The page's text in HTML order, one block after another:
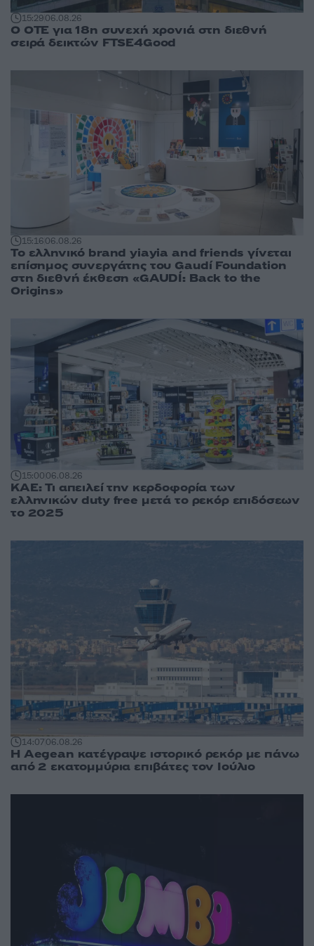
15:2906.08.26
Ο ΟΤΕ για 18η συνεχή χρονιά στη διεθνή
σειρά δεικτών FTSE4Good
15:1606.08.26
Το ελληνικό brand yiayia and friends γίνεται
επίσημος συνεργάτης του Gaudí Foundation
στη διεθνή έκθεση «GAUDÍ: Back to the
Origins»
15:0006.08.26
ΚΑΕ: Τι απειλεί την κερδοφορία των
ελληνικών duty free μετά το ρεκόρ επιδόσεων
το 2025
14:0706.08.26
Η Aegean κατέγραψε ιστορικό ρεκόρ με πάνω
από 2 εκατομμύρια επιβάτες τον Ιούλιο